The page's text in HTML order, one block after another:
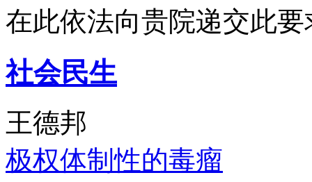
在此依法向贵院递交此要
社会民生
王德邦
极权体制性的毒瘤